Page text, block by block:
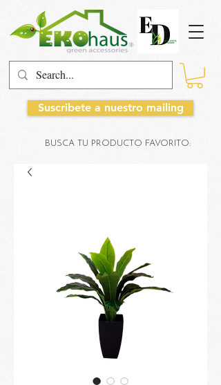
Suscribete a nuestro mailing
BUSCA TU PRODUCTO FAVORITO: